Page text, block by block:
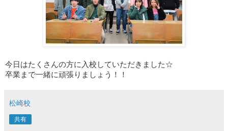
今日はたくさんの方に入校していただきました☆
卒業まで一緒に頑張りましょう！！
松崎校
共有